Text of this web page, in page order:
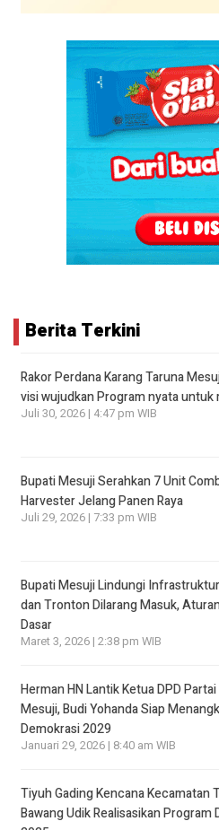
Berita Terkini
Rakor Perdana Karang Taruna
visi wujudkan Program nyata untuk
Juli 30, 2026 | 4:47 pm WIB
Bupati Mesuji Serahkan 7 Unit
Harvester Jelang Panen Raya
Juli 29, 2026 | 7:33 pm WIB
Bupati Mesuji Lindungi
dan Tronton Dilarang Masuk,
Dasar
Maret 3, 2026 | 2:38 pm WIB
Herman HN Lantik Ketua DPD
Mesuji, Budi Yohanda Siap
Demokrasi 2029
Januari 29, 2026 | 8:40 am WIB
Tiyuh Gading Kencana Kecamatan
Bawang Udik Realisasikan Program